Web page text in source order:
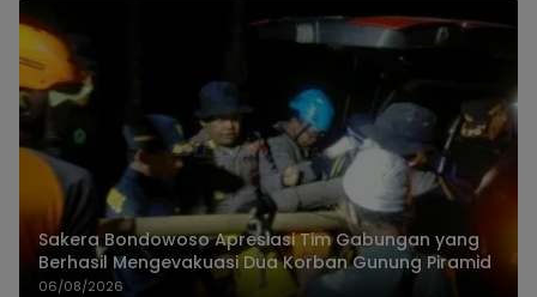
Sakera Bondowoso Apresiasi Tim Gabungan yang
Berhasil Mengevakuasi Dua Korban Gunung Piramid
06/08/2026